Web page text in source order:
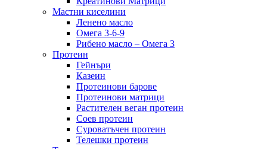
Мастни киселини
Ленено масло
Омега 3-6-9
Рибено масло – Омега 3
Протеин
Гейнъри
Казеин
Протеинови барове
Протеинови матрици
Растителен веган протеин
Соев протеин
Суроватъчен протеин
Телешки протеин